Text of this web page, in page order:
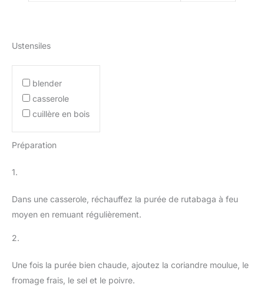
Ustensiles
blender
casserole
cuillère en bois
Préparation
1.
Dans une casserole, réchauffez la purée de rutabaga à feu
moyen en remuant régulièrement.
2.
Une fois la purée bien chaude, ajoutez la coriandre moulue, le
fromage frais, le sel et le poivre.